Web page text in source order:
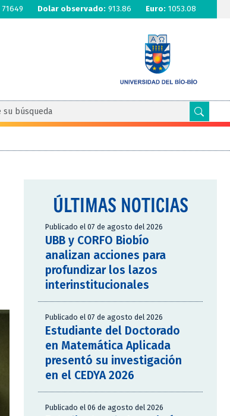
71649 Dolar observado: 913.86 Euro: 1053.08
ÚLTIMAS NOTICIAS
Publicado el 07 de agosto del 2026
UBB y CORFO Biobío
analizan acciones para
profundizar los lazos
interinstitucionales
Publicado el 07 de agosto del 2026
Estudiante del Doctorado
en Matemática Aplicada
presentó su investigación
en el CEDYA 2026
Publicado el 06 de agosto del 2026